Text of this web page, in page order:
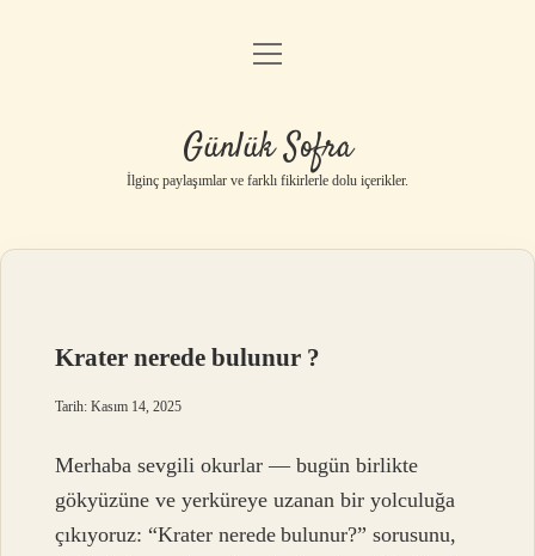
Anasayfa
Yasal Uyarı
menüyü
Günlük Sofra
İlginç paylaşımlar ve farklı fikirlerle dolu içerikler.
Krater nerede bulunur ?
Tarih: Kasım 14, 2025
Merhaba sevgili okurlar — bugün birlikte
gökyüzüne ve yerküreye uzanan bir yolculuğa
çıkıyoruz: “Krater nerede bulunur?” sorusunu,